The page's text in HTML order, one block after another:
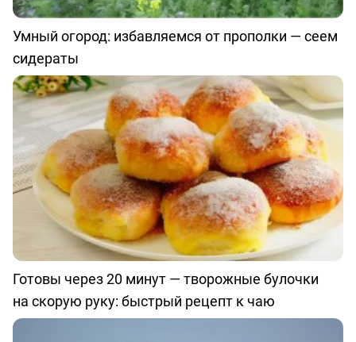
Умный огород: избавляемся от прополки — сеем
сидераты
Готовы через 20 минут — творожные булочки
на скорую руку: быстрый рецепт к чаю